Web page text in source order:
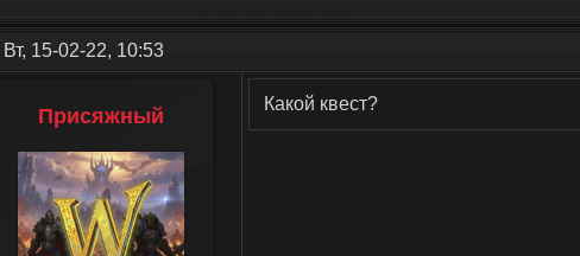
Вт, 15-02-22, 10:53
Присяжный
Какой квест?